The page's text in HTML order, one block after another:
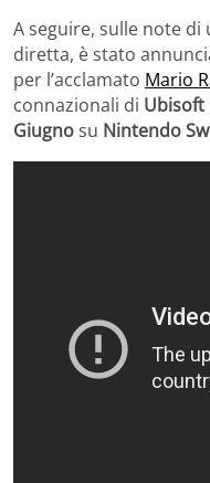
A seguire, sulle note
diretta, è stato
per l’acclamato Mario
connazionali di Ubisoft
Giugnosu Nintendo